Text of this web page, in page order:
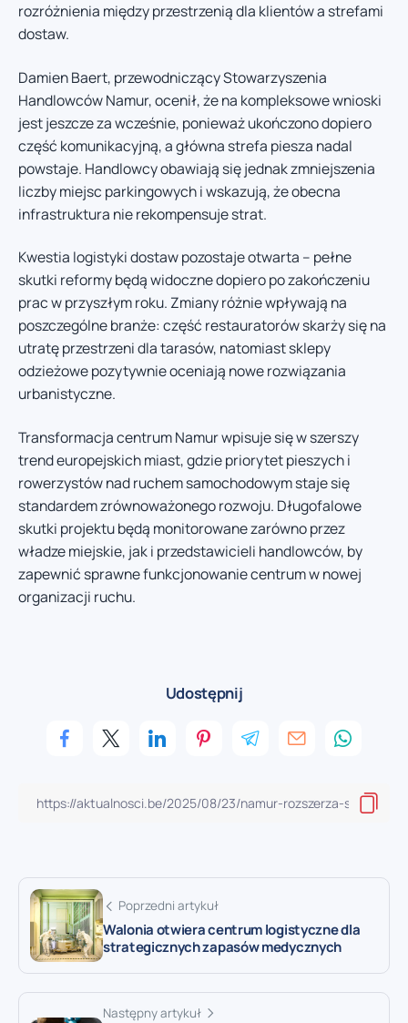
rozróżnienia między przestrzenią dla klientów a strefami
dostaw.
Damien Baert, przewodniczący Stowarzyszenia
Handlowców Namur, ocenił, że na kompleksowe wnioski
jest jeszcze za wcześnie, ponieważ ukończono dopiero
część komunikacyjną, a główna strefa piesza nadal
powstaje. Handlowcy obawiają się jednak zmniejszenia
liczby miejsc parkingowych i wskazują, że obecna
infrastruktura nie rekompensuje strat.
Kwestia logistyki dostaw pozostaje otwarta – pełne
skutki reformy będą widoczne dopiero po zakończeniu
prac w przyszłym roku. Zmiany różnie wpływają na
poszczególne branże: część restauratorów skarży się na
utratę przestrzeni dla tarasów, natomiast sklepy
odzieżowe pozytywnie oceniają nowe rozwiązania
urbanistyczne.
Transformacja centrum Namur wpisuje się w szerszy
trend europejskich miast, gdzie priorytet pieszych i
rowerzystów nad ruchem samochodowym staje się
standardem zrównoważonego rozwoju. Długofalowe
skutki projektu będą monitorowane zarówno przez
władze miejskie, jak i przedstawicieli handlowców, by
zapewnić sprawne funkcjonowanie centrum w nowej
organizacji ruchu.
Udostępnij
Poprzedni artykuł
Walonia otwiera centrum logistyczne dla
strategicznych zapasów medycznych
Następny artykuł